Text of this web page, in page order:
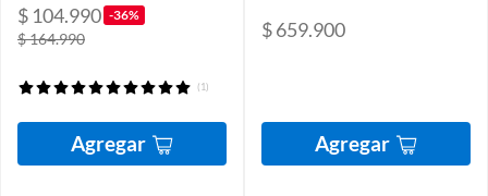
$ 104.990 -36%
$ 164.990
(1)
Agregar
$ 659.900
Agregar